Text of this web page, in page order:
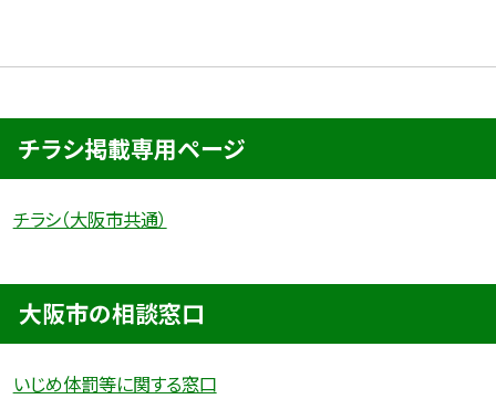
チラシ掲載専用ページ
チラシ（大阪市共通）
大阪市の相談窓口
いじめ体罰等に関する窓口